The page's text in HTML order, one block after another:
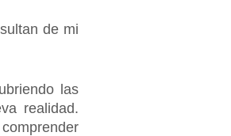
de mi
las
realidad.